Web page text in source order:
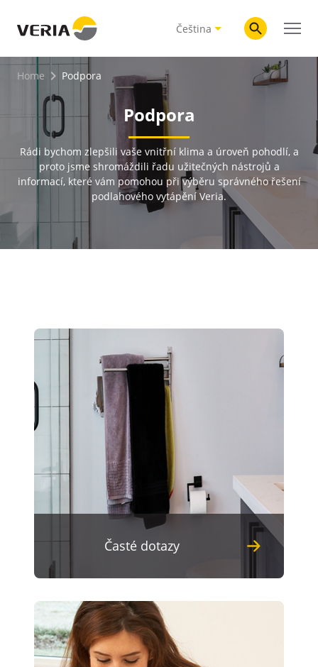
Čeština
Home Podpora
Podpora
Rádi bychom zlepšili vaše vnitřní klima a úroveň pohodlí, a
proto jsme shromáždili řadu užitečných nástrojů a
informací, které vám pomohou při výběru správného řešení
podlahového vytápění Veria.
Časté dotazy